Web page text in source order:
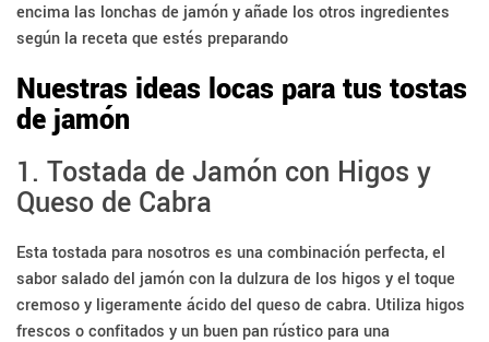
encima las lonchas de jamón y añade los otros ingredientes
según la receta que estés preparando
Nuestras ideas locas para tus tostas
de jamón
1. Tostada de Jamón con Higos y
Queso de Cabra
Esta tostada para nosotros es una combinación perfecta, el
sabor salado del jamón con la dulzura de los higos y el toque
cremoso y ligeramente ácido del queso de cabra. Utiliza higos
frescos o confitados y un buen pan rústico para una